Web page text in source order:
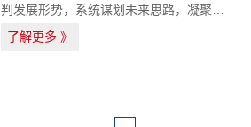
判发展形势，系统谋划未来思路，凝聚奋
勇前行共识，2026年2月5日，合肥城投召
开2026年度工作务虚会。会议由公司总经
了解更多》